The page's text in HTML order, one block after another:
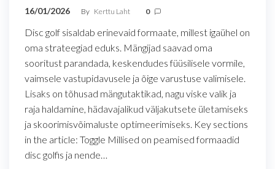
16/01/2026 By Kerttu Laht 0
Disc golf sisaldab erinevaid formaate, millest igaühel on
oma strateegiad eduks. Mängijad saavad oma
sooritust parandada, keskendudes füüsilisele vormile,
vaimsele vastupidavusele ja õige varustuse valimisele.
Lisaks on tõhusad mängutaktikad, nagu viske valik ja
raja haldamine, hädavajalikud väljakutsete ületamiseks
ja skoorimisvõimaluste optimeerimiseks. Key sections
in the article: Toggle Millised on peamised formaadid
disc golfis ja nende…